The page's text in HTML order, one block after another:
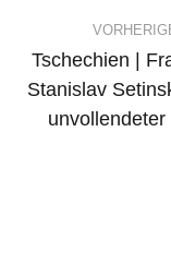
Tschechien |
Stanislav
unvollendeter